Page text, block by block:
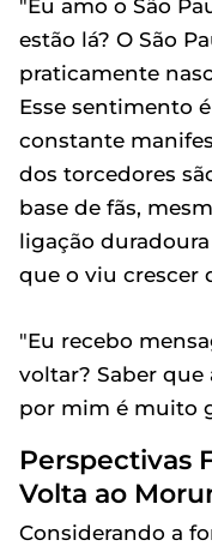
"Eu amo o São
estão lá? O São
praticamente
Esse sentimento
constante
dos torcedores
base de fãs,
ligação
que o viu crescer
"Eu recebo
voltar? Saber
por mim é muito
Perspectivas
Volta ao
Considerando a